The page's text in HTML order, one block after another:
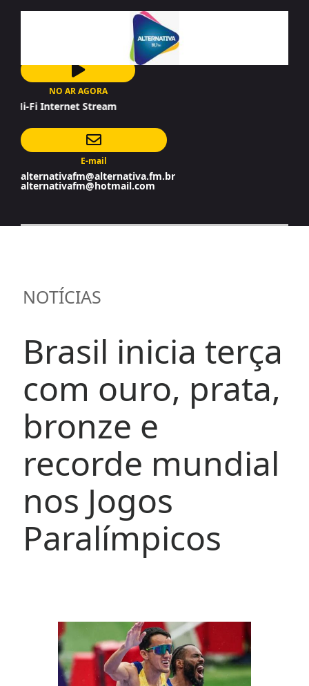
NO AR AGORA
Fi Internet Stream
E-mail
alternativafm@alternativa.fm.br
alternativafm@hotmail.com
NOTÍCIAS
Brasil inicia terça
com ouro, prata,
bronze e
recorde mundial
nos Jogos
Paralímpicos